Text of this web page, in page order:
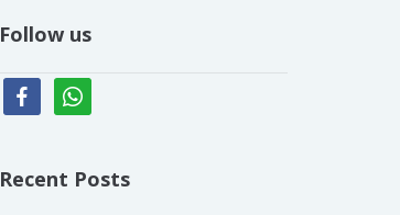
Follow us
facebookwhatsapp
Recent Posts